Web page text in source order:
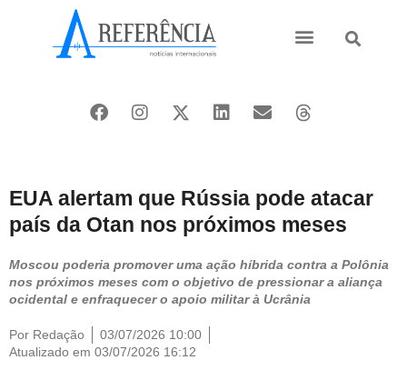
EUA alertam que Rússia pode atacar
país da Otan nos próximos meses
Moscou poderia promover uma ação híbrida contra a Polônia
nos próximos meses com o objetivo de pressionar a aliança
ocidental e enfraquecer o apoio militar à Ucrânia
Por Redação
03/07/2026 10:00
Atualizado em 03/07/2026 16:12